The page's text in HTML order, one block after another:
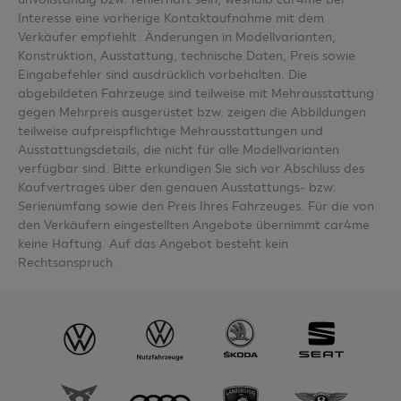
Interesse eine vorherige Kontaktaufnahme mit dem
Verkäufer empfiehlt. Änderungen in Modellvarianten,
Konstruktion, Ausstattung, technische Daten, Preis sowie
Eingabefehler sind ausdrücklich vorbehalten. Die
abgebildeten Fahrzeuge sind teilweise mit Mehrausstattung
gegen Mehrpreis ausgerüstet bzw. zeigen die Abbildungen
teilweise aufpreispflichtige Mehrausstattungen und
Ausstattungsdetails, die nicht für alle Modellvarianten
verfügbar sind. Bitte erkundigen Sie sich vor Abschluss des
Kaufvertrages über den genauen Ausstattungs- bzw.
Serienumfang sowie den Preis Ihres Fahrzeuges. Für die von
den Verkäufern eingestellten Angebote übernimmt car4me
keine Haftung. Auf das Angebot besteht kein
Rechtsanspruch.